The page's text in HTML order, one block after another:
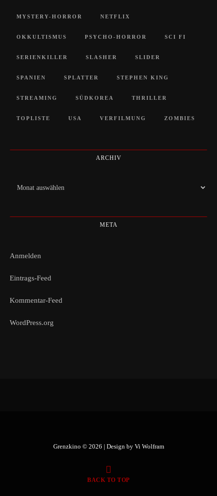
MYSTERY-HORROR NETFLIX
OKKULTISMUS PSYCHO-HORROR SCI FI
SERIENKILLER SLASHER SLIDER
SPANIEN SPLATTER STEPHEN KING
STREAMING SÜDKOREA THRILLER
TOPLISTE USA VERFILMUNG ZOMBIES
ARCHIV
Archiv
META
Anmelden
Eintrags-Feed
Kommentar-Feed
WordPress.org
Grenzkino © 2026 | Design by Vi Wolfram
BACK TO TOP